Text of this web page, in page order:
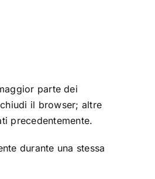
parte dei
il browser; altre
precedentemente.
durante una stessa